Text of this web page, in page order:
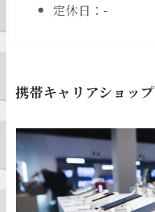
定休日：-
携帯キャリアショップ